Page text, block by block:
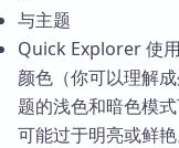
与主题
Quick Explorer 使
颜色（你可以理解
题的浅色和暗色模
可能过于明亮或鲜艳